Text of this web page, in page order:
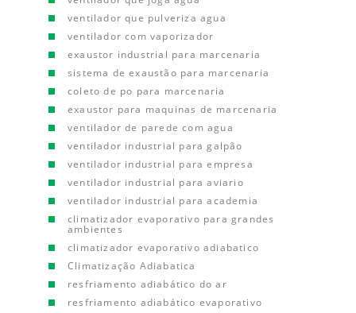
ventilador que pulveriza agua
ventilador com vaporizador
exaustor industrial para marcenaria
sistema de exaustão para marcenaria
coleto de po para marcenaria
exaustor para maquinas de marcenaria
ventilador de parede com agua
ventilador industrial para galpão
ventilador industrial para empresa
ventilador industrial para aviario
ventilador industrial para academia
climatizador evaporativo para grandes
ambientes
climatizador evaporativo adiabatico
Climatização Adiabatica
resfriamento adiabático do ar
resfriamento adiabático evaporativo